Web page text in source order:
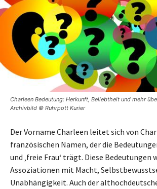
Charleen Bedeutung: Herkunft, Beliebtheit und mehr
Archivbild © Ruhrpott Kurier
Der Vorname Charleen leitet sich von
französischen Namen, der die
und ‚freie Frau‘ trägt. Diese Bedeutungen
Assoziationen mit Macht,
Unabhängigkeit. Auch der